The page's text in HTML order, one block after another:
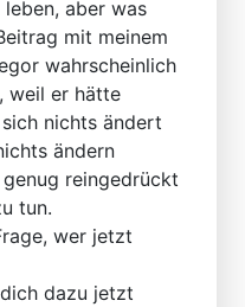
aber was
mit meinem
wahrscheinlich
weil er hätte
nichts ändert
ändern
reingedrückt
tun.
wer jetzt
dazu jetzt